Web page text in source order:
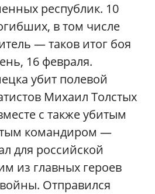
республик. 10
в том числе
— таков итог боя
16 февраля.
убит полевой
Михаил Толстых
с также убитым
командиром —
для российской
из главных героев
Отправился